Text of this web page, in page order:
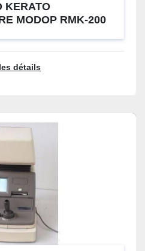
KERATO
MODOP RMK-200
détails